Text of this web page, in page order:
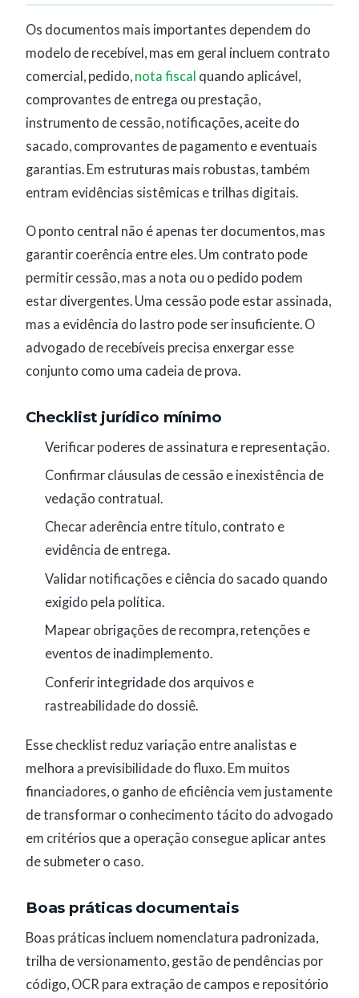
Os documentos mais importantes dependem do
modelo de recebível, mas em geral incluem contrato
comercial, pedido, nota fiscal quando aplicável,
comprovantes de entrega ou prestação,
instrumento de cessão, notificações, aceite do
sacado, comprovantes de pagamento e eventuais
garantias. Em estruturas mais robustas, também
entram evidências sistêmicas e trilhas digitais.
O ponto central não é apenas ter documentos, mas
garantir coerência entre eles. Um contrato pode
permitir cessão, mas a nota ou o pedido podem
estar divergentes. Uma cessão pode estar assinada,
mas a evidência do lastro pode ser insuficiente. O
advogado de recebíveis precisa enxergar esse
conjunto como uma cadeia de prova.
Checklist jurídico mínimo
Verificar poderes de assinatura e representação.
Confirmar cláusulas de cessão e inexistência de
vedação contratual.
Checar aderência entre título, contrato e
evidência de entrega.
Validar notificações e ciência do sacado quando
exigido pela política.
Mapear obrigações de recompra, retenções e
eventos de inadimplemento.
Conferir integridade dos arquivos e
rastreabilidade do dossiê.
Esse checklist reduz variação entre analistas e
melhora a previsibilidade do fluxo. Em muitos
financiadores, o ganho de eficiência vem justamente
de transformar o conhecimento tácito do advogado
em critérios que a operação consegue aplicar antes
de submeter o caso.
Boas práticas documentais
Boas práticas incluem nomenclatura padronizada,
trilha de versionamento, gestão de pendências por
código, OCR para extração de campos e repositório